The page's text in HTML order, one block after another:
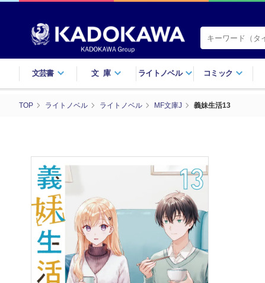
文芸書 文庫 ライトノベル コミック
TOP ライトノベル ライトノベル MF文庫J 義妹生活13